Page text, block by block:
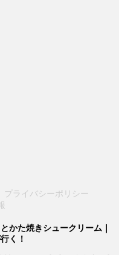
プライバシーポリシー
かた焼きシュークリーム｜
く！